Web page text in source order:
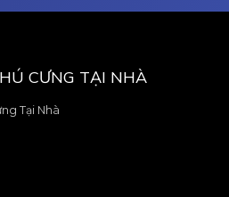
CƯNG TẠI NHÀ
Tại Nhà